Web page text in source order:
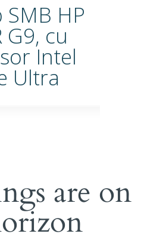
HP
G9, cu
Intel
Ultra
are on